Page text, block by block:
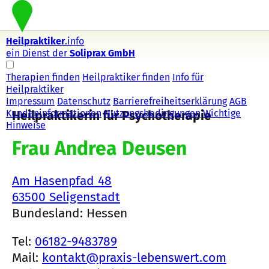
Heilpraktiker.info
ein Dienst der Soliprax GmbH
Therapien finden Heilpraktiker finden Info für
Heilpraktiker
Impressum Datenschutz Barrierefreiheitserklärung AGB
Kundeninformationen Nutzungsbedingungen Wichtige
Hinweise
Heilpraktikerin für Psychotherapie
Frau Andrea Deusen
Am Hasenpfad 48
63500 Seligenstadt
Bundesland: Hessen
Tel: 06182-9483789
Mail: kontakt@praxis-lebenswert.com